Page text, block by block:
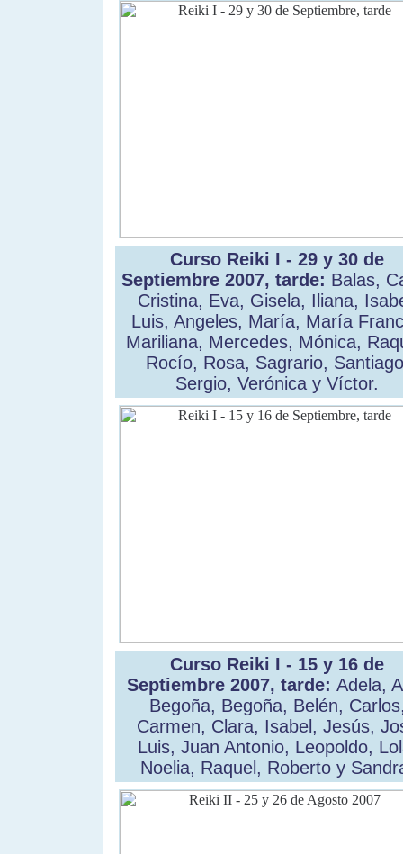
Curso Reiki I - 29 y 30 de
Septiembre 2007, tarde: Balas,
Cristina, Eva, Gisela, Iliana,
Luis, Angeles, María, María
Mariliana, Mercedes, Mónica,
Rocío, Rosa, Sagrario,
Sergio, Verónica y Víctor.
Curso Reiki I - 15 y 16 de
Septiembre 2007, tarde: Adela,
Begoña, Begoña, Belén,
Carmen, Clara, Isabel, Jesús,
Luis, Juan Antonio, Leopoldo,
Noelia, Raquel, Roberto y